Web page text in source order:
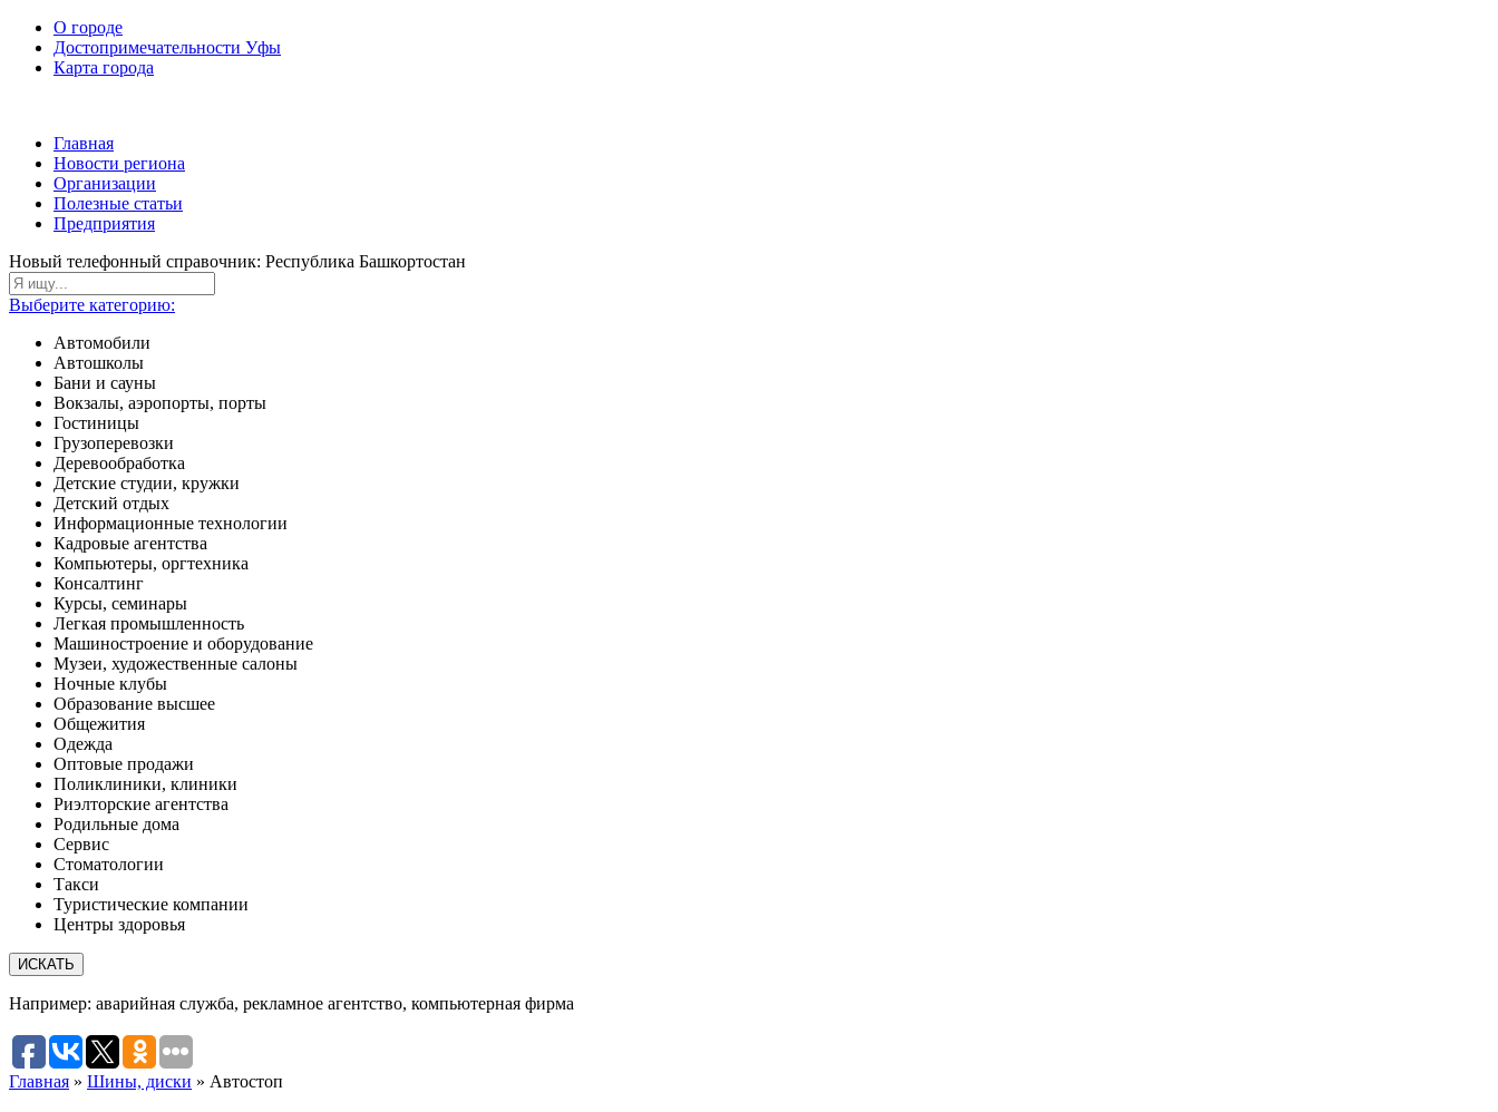
О городе
Достопримечательности Уфы
Карта города
Главная
Новости региона
Организации
Полезные статьи
Предприятия
Новый телефонный справочник: Республика Башкортостан
Выберите категорию:
Автомобили
Автошколы
Бани и сауны
Вокзалы, аэропорты, порты
Гостиницы
Грузоперевозки
Деревообработка
Детские студии, кружки
Детский отдых
Информационные технологии
Кадровые агентства
Компьютеры, оргтехника
Консалтинг
Курсы, семинары
Легкая промышленность
Машиностроение и оборудование
Музеи, художественные салоны
Ночные клубы
Образование высшее
Общежития
Одежда
Оптовые продажи
Поликлиники, клиники
Риэлторские агентства
Родильные дома
Сервис
Стоматологии
Такси
Туристические компании
Центры здоровья
Например: аварийная служба, рекламное агентство, компьютерная фирма
Главная » Шины, диски » Автостоп